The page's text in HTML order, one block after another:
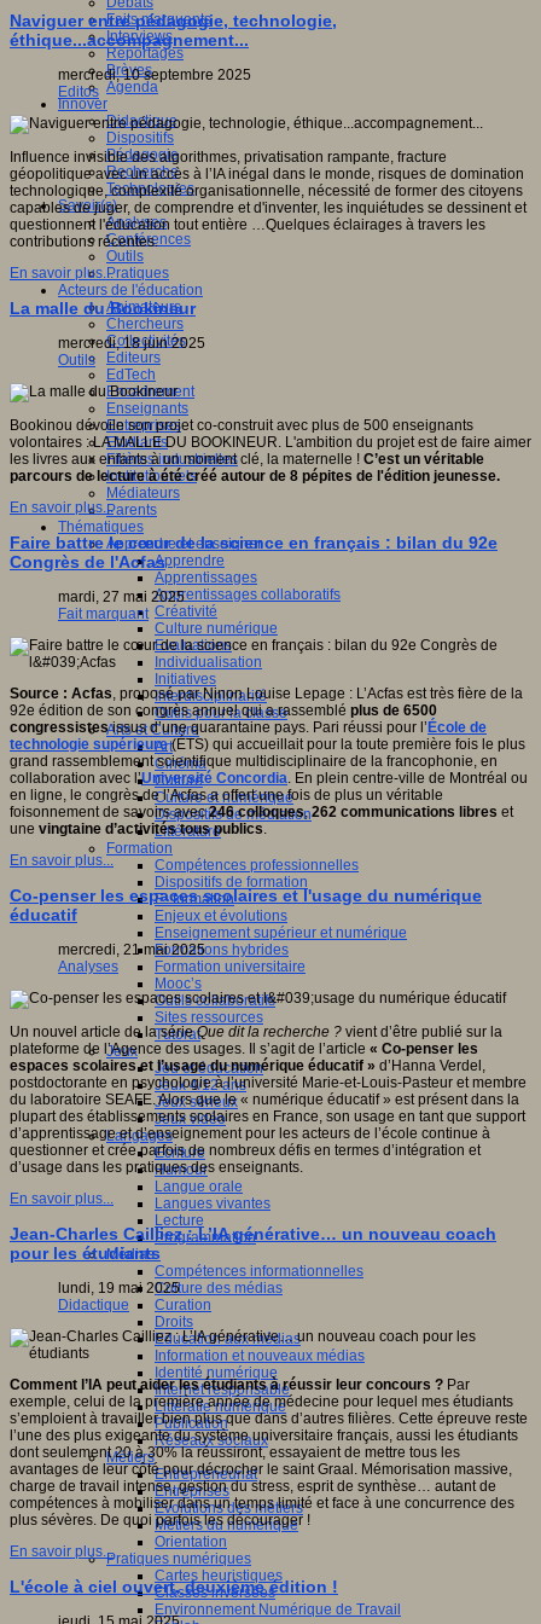
Faits marquants
Interviews
Reportages
Brèves
Agenda
Innover
Didactique
Dispositifs
Pédagogie
Recherche
Technologies
Savoir(s)
Analyses
Conférences
Outils
Pratiques
Acteurs de l'éducation
Animateurs
Chercheurs
Collectivités
Editeurs
EdTech
Encadrement
Enseignants
Entreprises
Etudiants
Filières industrielles
Institutionnels
Médiateurs
Parents
Thématiques
Apprendre et enseigner
Apprendre
Apprentissages
Apprentissages collaboratifs
Créativité
Culture numérique
Evaluations
Individualisation
Initiatives
Interdisciplinarité
Outils pour la classe
Arts et Culture
Art
Cinéma
Culture
Culture et numérique
Dispositifs de médiation
Littérature
Formation
Compétences professionnelles
Dispositifs de formation
E- formation
Enjeux et évolutions
Enseignement supérieur et numérique
Formations hybrides
Formation universitaire
Mooc’s
Outils collaboratifs
Sites ressources
Tutorat
Jeux
Jeu et éducation
Jeux 4/12 ans
Jeux sérieux
Jeux vidéo
Langages
Ecriture
Humour
Langue orale
Langues vivantes
Lecture
Programmation
Médias
Compétences informationnelles
Culture des médias
Curation
Droits
Education aux médias
Information et nouveaux médias
Identité numérique
Internet responsable
Littératie numérique
Publication
Réseaux sociaux
Métiers
Entrepreneuriat
Entreprises
Evolutions des métiers
Métiers du numérique
Orientation
Pratiques numériques
Cartes heuristiques
Classes inversées
Environnement Numérique de Travail
Naviguer entre pédagogie, technologie,
éthique...accompagnement...
mercredi, 10 septembre 2025
Editos
Influence invisible des algorithmes, privatisation rampante, fracture
géopolitique avec un accès à l’IA inégal dans le monde, risques de domination
technologique, complexité organisationnelle, nécessité de former des citoyens
capables de juger, de comprendre et d'inventer, les inquiétudes se dessinent et
questionnent l'éducation tout entière …Quelques éclairages à travers les
contributions récentes.
En savoir plus...
La malle du Bookineur
mercredi, 18 juin 2025
Outils
Bookinou dévoile son projet co-construit avec plus de 500 enseignants
volontaires : LA MALLE DU BOOKINEUR. L'ambition du projet est de faire aimer
les livres aux enfants à un moment clé, la maternelle ! C’est un véritable
parcours de lecture à été créé autour de 8 pépites de l'édition jeunesse.
En savoir plus...
Faire battre le cœur de la science en français : bilan du 92e
Congrès de l'Acfas
mardi, 27 mai 2025
Fait marquant
Source : Acfas, proposé par Ninon Louise Lepage : L’Acfas est très fière de la
92e édition de son congrès annuel qui a rassemblé plus de 6500
congressistesissus d’une quarantaine pays. Pari réussi pour l’ École de
technologie supérieure(ÉTS) qui accueillait pour la toute première fois le plus
grand rassemblement scientifique multidisciplinaire de la francophonie, en
collaboration avec l’Université Concordia. En plein centre-ville de Montréal ou
en ligne, le congrès de l’Acfas a offert une fois de plus un véritable
foisonnement de savoirs avec246 colloques,262 communications libres et
une vingtaine d’activités tous publics.
En savoir plus...
Co-penser les espaces scolaires et l'usage du numérique
éducatif
mercredi, 21 mai 2025
Analyses
Un nouvel article de la sérieQue dit la recherche ? vient d’être publié sur la
plateforme de l’Agence des usages. Il s’agit de l’article « Co-penser les
espaces scolaires et l’usage du numérique éducatif » d’Hanna Verdel,
postdoctorante en psychologie à l’université Marie-et-Louis-Pasteur et membre
du laboratoire SEAFE. Alors que le « numérique éducatif » est présent dans la
plupart des établissements scolaires en France, son usage en tant que support
d’apprentissage et d’enseignement pour les acteurs de l’école continue à
questionner et crée parfois de nombreux défis en termes d’intégration et
d’usage dans les pratiques des enseignants.
En savoir plus...
Jean-Charles Cailliez : L’IA générative… un nouveau coach
pour les étudiants
lundi, 19 mai 2025
Didactique
Comment l’IA peut aider les étudiants à réussir leur concours ? Par
exemple, celui de la première année de médecine pour lequel mes étudiants
s’emploient à travailler bien plus que dans d’autres filières. Cette épreuve reste
l’une des plus exigeante du système universitaire français, aussi les étudiants
dont seulement 20 à 30% la réussiront, essayaient de mettre tous les
avantages de leur côté pour décrocher le saint Graal. Mémorisation massive,
charge de travail intense, gestion du stress, esprit de synthèse… autant de
compétences à mobiliser dans un temps limité et face à une concurrence des
plus sévères. De quoi parfois les décourager !
En savoir plus...
L'école à ciel ouvert, deuxième édition !